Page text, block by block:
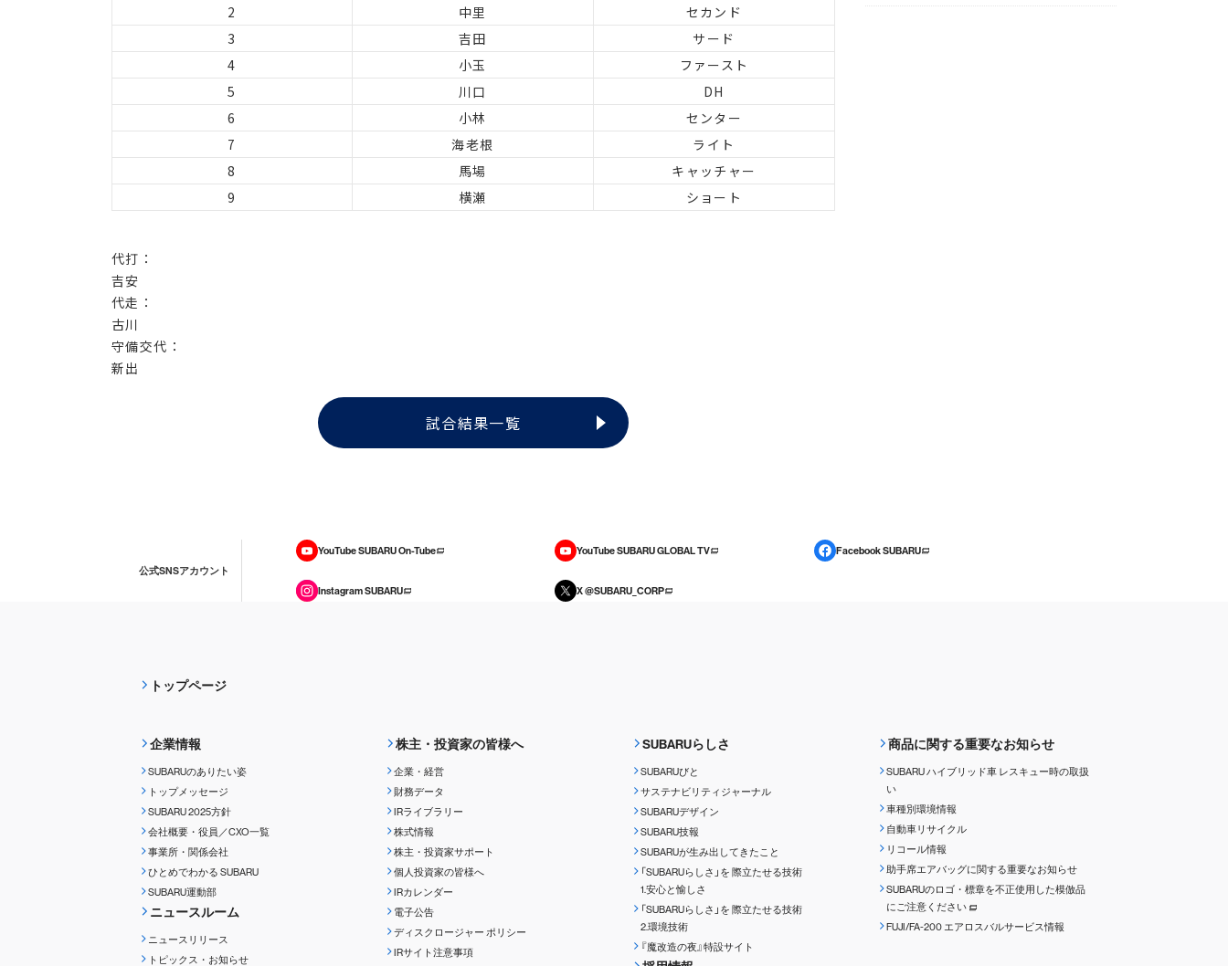
2
中里
セカンド
3
吉田
サード
4
小玉
ファースト
5
川口
DH
6
小林
センター
7
海老根
ライト
8
馬場
キャッチャー
9
横瀬 ショート
代打：
吉安
代走：
古川
守備交代：
新出
試合結果一覧
公式SNSアカウント
YouTube SUBARU On-Tube YouTube SUBARU GLOBAL TV Facebook SUBARU
Instagram SUBARU X @SUBARU_CORP
トップページ
企業情報
SUBARUのありたい姿
トップメッセージ
SUBARU 2025方針
会社概要・役員／CXO一覧
事業所・関係会社
ひとめでわかる SUBARU
SUBARU運動部
ニュースルーム
ニュースリリース
トピックス・お知らせ
株主・投資家の皆様へ
企業・経営
財務データ
IRライブラリー
株式情報
株主・投資家サポート
個人投資家の皆様へ
IRカレンダー
電子公告
ディスクロージャーポリシー
IRサイト注意事項
SUBARUらしさ
SUBARUびと
サステナビリティジャーナル
SUBARUデザイン
SUBARU技報
SUBARUが生み出してきたこと
「SUBARUらしさ」を 際立たせる技術
1.安心と愉しさ
「SUBARUらしさ」を 際立たせる技術
2.環境技術
『魔改造の夜』特設サイト
商品に関する重要なお知らせ
SUBARU ハイブリッド車 レスキュー時の取扱
い
車種別環境情報
自動車リサイクル
リコール情報
助手席エアバッグに関する重要なお知らせ
SUBARUのロゴ・標章を不正使用した模倣品
にご注意ください
FUJI/FA-200 エアロスバルサービス情報